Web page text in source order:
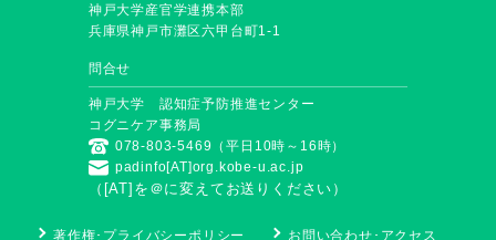
神戸大学産官学連携本部
兵庫県神戸市灘区六甲台町1-1
問合せ
神戸大学 認知症予防推進センター
コグニケア事務局
078-803-5469（平日10時～16時）
padinfo[AT]org.kobe-u.ac.jp
（[AT]を＠に変えてお送りください）
著作権･プライバシーポリシー お問い合わせ･アクセス